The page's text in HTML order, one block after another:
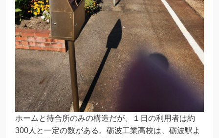
ホームと待合所のみの構造だが、１日の利用者は約
300人と一定の数がある。砺波工業高校は、砺波駅よ